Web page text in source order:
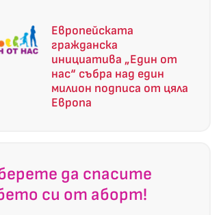
Европейската
гражданска
инициатива „Един от
нас“ събра над един
милион подписа от цяла
Европа
да спасите
си от аборт!